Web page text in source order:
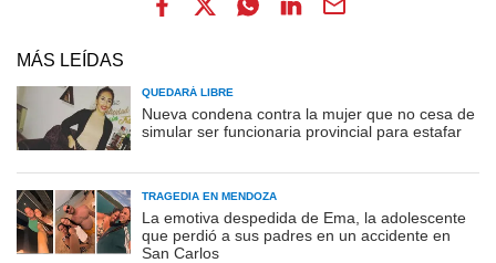
MÁS LEÍDAS
QUEDARÁ LIBRE
Nueva condena contra la mujer que no cesa de
simular ser funcionaria provincial para estafar
TRAGEDIA EN MENDOZA
La emotiva despedida de Ema, la adolescente
que perdió a sus padres en un accidente en
San Carlos